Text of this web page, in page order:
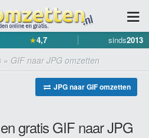
★4,7 sinds2013
» GIF naar JPG omzetten
JPG naar GIF omzetten
gratis GIF naar JPG